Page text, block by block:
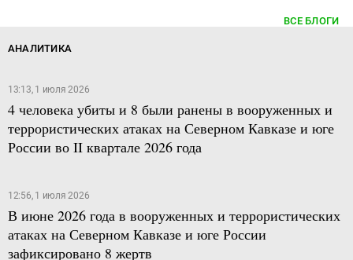
ВСЕ БЛОГИ
АНАЛИТИКА
13:13, 1 июля 2026
4 человека убиты и 8 были ранены в вооруженных и
террористических атаках на Северном Кавказе и юге
России во II квартале 2026 года
12:56, 1 июля 2026
В июне 2026 года в вооруженных и террористических
атаках на Северном Кавказе и юге России
зафиксировано 8 жертв